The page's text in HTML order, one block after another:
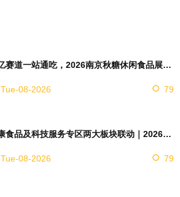
万亿赛道一站通吃，2026南京秋糖休闲食品展区4万㎡超大展馆等你来占位
Tue-08-2026 79
健康食品及科技服务专区两大板块联动｜2026南京秋糖实现双向赋能助力企业对接技术资源
Tue-08-2026 79